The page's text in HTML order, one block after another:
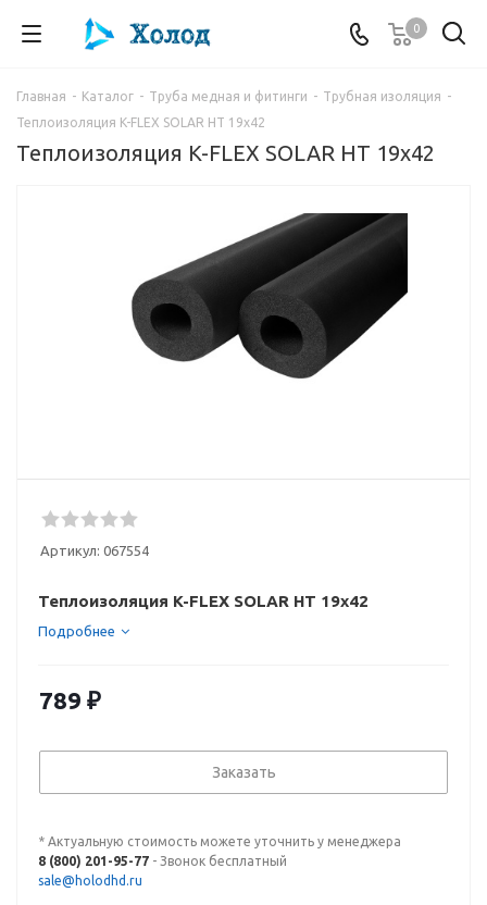
0
Главная - Каталог - Труба медная и фитинги - Трубная изоляция -
Теплоизоляция K-FLEX SOLAR HT 19x42
Теплоизоляция K-FLEX SOLAR HT 19x42
Артикул: 067554
Теплоизоляция K-FLEX SOLAR HT 19x42
Подробнее
789 ₽
Заказать
* Актуальную стоимость можете уточнить у менеджера
8 (800) 201-95-77 - Звонок бесплатный
sale@holodhd.ru